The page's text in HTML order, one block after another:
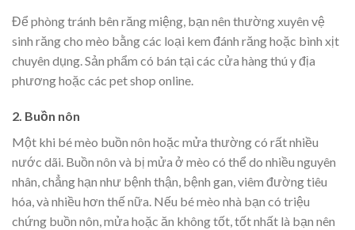
Để phòng tránh bên răng miệng, bạn nên thường xuyên vệ
sinh răng cho mèo bằng các loại kem đánh răng hoặc bình xịt
chuyên dụng. Sản phẩm có bán tại các cửa hàng thú y địa
phương hoặc các pet shop online.
2. Buồn nôn
Một khi bé mèo buồn nôn hoặc mửa thường có rất nhiều
nước dãi. Buồn nôn và bị mửa ở mèo có thể do nhiều nguyên
nhân, chẳng hạn như bệnh thận, bệnh gan, viêm đường tiêu
hóa, và nhiều hơn thế nữa. Nếu bé mèo nhà bạn có triệu
chứng buồn nôn, mửa hoặc ăn không tốt, tốt nhất là bạn nên